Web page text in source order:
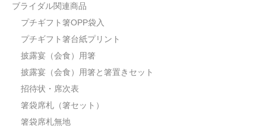
ブライダル関連商品
プチギフト箸OPP袋入
プチギフト箸台紙プリント
披露宴（会食）用箸
披露宴（会食）用箸と箸置きセット
招待状・席次表
箸袋席札（箸セット）
箸袋席札無地